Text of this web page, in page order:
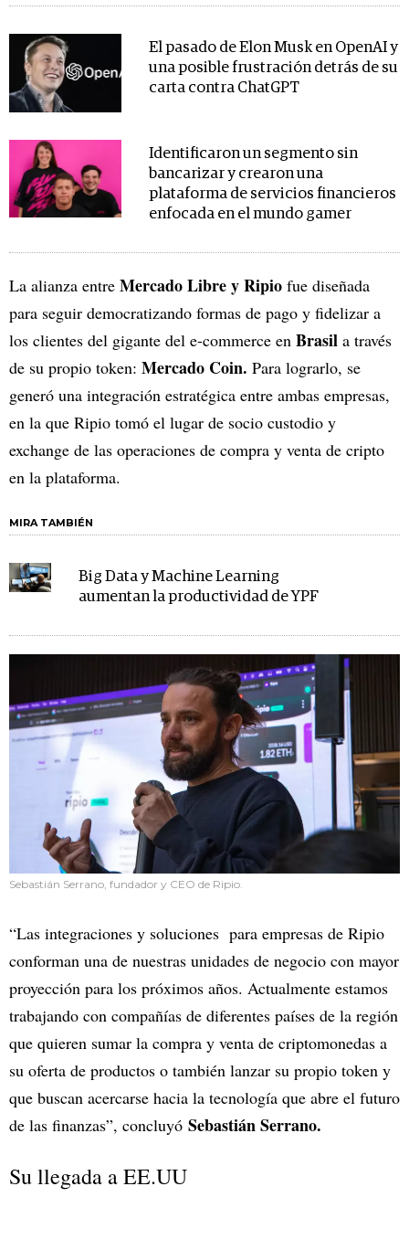
El pasado de Elon Musk en OpenAI y
una posible frustración detrás de su
carta contra ChatGPT
Identificaron un segmento sin
bancarizar y crearon una
plataforma de servicios financieros
enfocada en el mundo gamer
La alianza entre Mercado Libre y Ripio fue diseñada
para seguir democratizando formas de pago y fidelizar a
los clientes del gigante del e-commerce en Brasil a través
de su propio token: Mercado Coin. Para lograrlo, se
generó una integración estratégica entre ambas empresas,
en la que Ripio tomó el lugar de socio custodio y
exchange de las operaciones de compra y venta de cripto
en la plataforma.
MIRA TAMBIÉN
Big Data y Machine Learning
aumentan la productividad de YPF
Sebastián Serrano, fundador y CEO de Ripio.
“Las integraciones y soluciones para empresas de Ripio
conforman una de nuestras unidades de negocio con mayor
proyección para los próximos años. Actualmente estamos
trabajando con compañías de diferentes países de la región
que quieren sumar la compra y venta de criptomonedas a
su oferta de productos o también lanzar su propio token y
que buscan acercarse hacia la tecnología que abre el futuro
de las finanzas”, concluyó Sebastián Serrano.
Su llegada a EE.UU